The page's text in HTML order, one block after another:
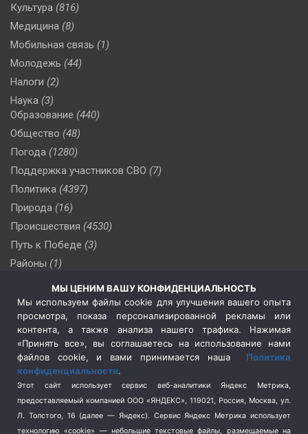
Культура (816)
Медицина (8)
Мобильная связь (1)
Молодежь (44)
Налоги (2)
Наука (3)
Образование (440)
Общество (48)
Погода (1280)
Поддержка участников СВО (7)
Политика (4397)
Природа (16)
Происшествия (4530)
Путь к Победе (3)
Районы (1)
(510)
Сельское хозяйство (3)
Социальная политика
(3)
Спецоперация в Украине
Спецоперация на Украине
(404)
Спорт (740)
Терроризм (1)
Транспорт (262)
МЫ ЦЕНИМ ВАШУ КОНФИДЕНЦИАЛЬНОСТЬ
Мы используем файлы cookie для улучшения вашего опыта
просмотра, показа персонализированной рекламы или
контента, а также анализа нашего трафика. Нажимая
«Принять все», вы соглашаетесь на использование нами
файлов cookie, и вами принимается наша Политика
конфиденциальности.
Этот сайт использует сервис веб-аналитики Яндекс Метрика,
предоставляемый компанией ООО «ЯНДЕКС», 119021, Россия, Москва, ул.
Л. Толстого, 16 (далее — Яндекс). Сервис Яндекс Метрика использует
технологию «cookie» — небольшие текстовые файлы, размещаемые на